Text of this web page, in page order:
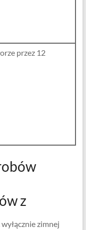
przez 12
z
zimnej